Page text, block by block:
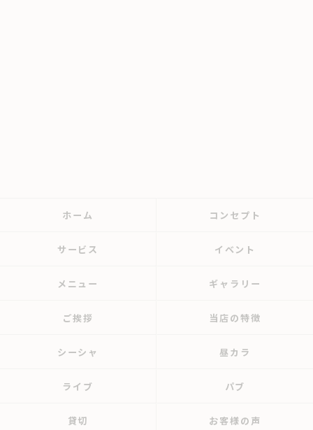
ホーム コンセプト
サービス イベント
メニュー ギャラリー
ご挨拶 当店の特徴
シーシャ 昼カラ
ライブ パブ
貸切 お客様の声